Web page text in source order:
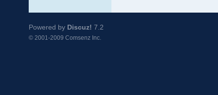
Powered by Discuz! 7.2
© 2001-2009 Comsenz Inc.